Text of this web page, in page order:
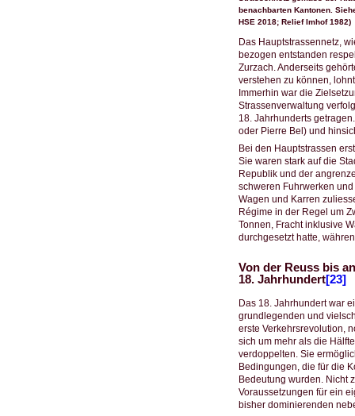
benachbarten Kantonen.
HSE 2018; Relief Imhof 1982)
Das Hauptstrassennetz,
bezogen entstanden
Zurzach. Anderseits
verstehen zu können,
Immerhin war die
Strassenverwaltung
18. Jahrhunderts
oder Pierre Bel) und
Bei den Hauptstrassen
Sie waren stark auf die
Republik und der
schweren Fuhrwerken
Wagen und Karren
Régime in der Regel um
Tonnen, Fracht inklusive
durchgesetzt hatte,
Von der Reuss bis
18. Jahrhundert[23]
Das 18. Jahrhundert war
grundlegenden und
erste Verkehrsrevolution,
sich um mehr als die
verdoppelten. Sie
Bedingungen, die für die
Bedeutung wurden. Nicht
Voraussetzungen für ein
bisher dominierenden